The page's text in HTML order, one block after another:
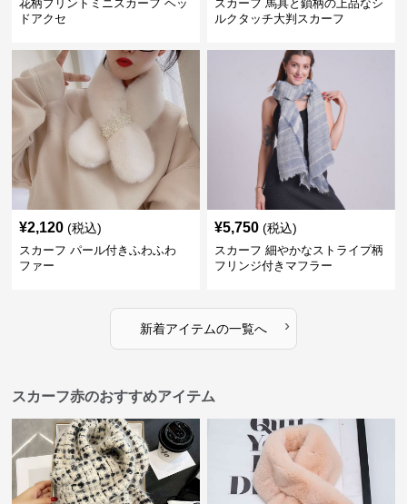
花柄プリントミニスカーフ ヘッ
ドアクセ
スカーフ 馬具と鎖柄の上品なシ
ルクタッチ大判スカーフ
¥2,120 (税込)
スカーフ パール付きふわふわ
ファー
¥5,750 (税込)
スカーフ 細やかなストライプ柄
フリンジ付きマフラー
新着アイテムの一覧へ ›
スカーフ赤のおすすめアイテム